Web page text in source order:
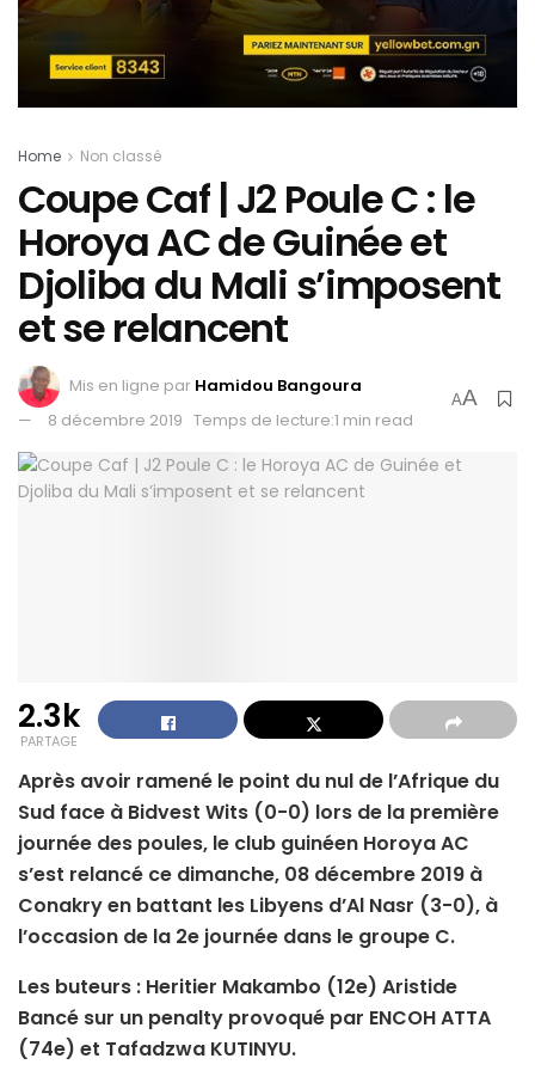
Home Non classé
Coupe Caf | J2 Poule C : le
Horoya AC de Guinée et
Djoliba du Mali s’imposent
et se relancent
Mis en ligne par Hamidou Bangoura
8 décembre 2019 Temps de lecture:1 min read
AA
2.3k
PARTAGE
Après avoir ramené le point du nul de l’Afrique du
Sud face à Bidvest Wits (0-0) lors de la première
journée des poules, le club guinéen Horoya AC
s’est relancé ce dimanche, 08 décembre 2019 à
Conakry en battant les Libyens d’Al Nasr (3-0), à
l’occasion de la 2e journée dans le groupe C.
Les buteurs : Heritier Makambo (12e) Aristide
Bancé sur un penalty provoqué par ENCOH ATTA
(74e) et Tafadzwa KUTINYU.